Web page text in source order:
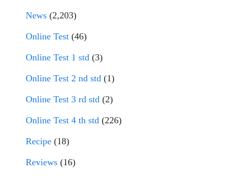
News (2,203)
Online Test (46)
Online Test 1 std (3)
Online Test 2 nd std (1)
Online Test 3 rd std (2)
Online Test 4 th std (226)
Recipe (18)
Reviews (16)